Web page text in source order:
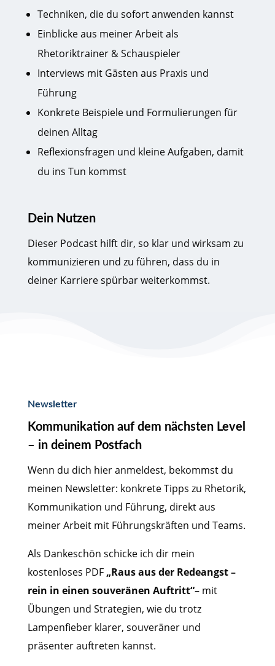
Techniken, die du sofort anwenden kannst
Einblicke aus meiner Arbeit als
Rhetoriktrainer & Schauspieler
Interviews mit Gästen aus Praxis und
Führung
Konkrete Beispiele und Formulierungen für
deinen Alltag
Reflexionsfragen und kleine Aufgaben, damit
du ins Tun kommst
Dein Nutzen
Dieser Podcast hilft dir, so klar und wirksam zu
kommunizieren und zu führen, dass du in
deiner Karriere spürbar weiterkommst.
Newsletter
Kommunikation auf dem nächsten Level
– in deinem Postfach
Wenn du dich hier anmeldest, bekommst du
meinen Newsletter: konkrete Tipps zu Rhetorik,
Kommunikation und Führung, direkt aus
meiner Arbeit mit Führungskräften und Teams.
Als Dankeschön schicke ich dir mein
kostenloses PDF „Raus aus der Redeangst –
rein in einen souveränen Auftritt“– mit
Übungen und Strategien, wie du trotz
Lampenfieber klarer, souveräner und
präsenter auftreten kannst.